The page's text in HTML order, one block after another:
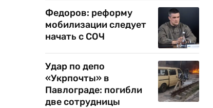
Федоров: реформу
мобилизации следует
начать с СОЧ
Удар по депо
«Укрпочты» в
Павлограде: погибли
две сотрудницы